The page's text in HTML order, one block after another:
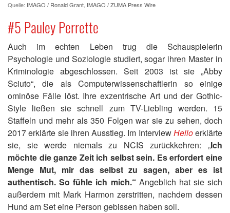
Quelle: IMAGO / Ronald Grant IMAGO / ZUMA Press Wire
#5 Pauley Perrette
Auch im echten Leben trug die Schauspielerin
Psychologie und Soziologie studiert, sogar ihren Master in
Kriminologie abgeschlossen. Seit 2003 ist sie „Abby
Sciuto“, die als Computerwissenschaftlerin so einige
ominöse Fälle löst. Ihre exzentrische Art und der Gothic-
Style ließen sie schnell zum TV-Liebling werden. 15
Staffeln und mehr als 350 Folgen war sie zu sehen, doch
2017 erklärte sie ihren Ausstieg. Im InterviewHelloerklärte
sie, sie werde niemals zu NCIS zurückkehren: „Ich
möchte die ganze Zeit ich selbst sein. Es erfordert eine
Menge Mut, mir das selbst zu sagen, aber es ist
authentisch. So fühle ich mich.“ Angeblich hat sie sich
außerdem mit Mark Harmon zerstritten, nachdem dessen
Hund am Set eine Person gebissen haben soll.